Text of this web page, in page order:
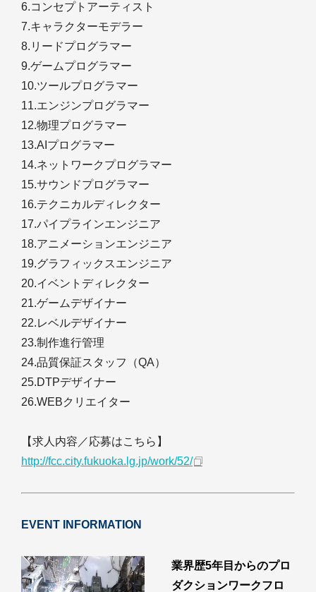
6.コンセプトアーティスト
7.キャラクターモデラー
8.リードプログラマー
9.ゲームプログラマー
10.ツールプログラマー
11.エンジンプログラマー
12.物理プログラマー
13.AIプログラマー
14.ネットワークプログラマー
15.サウンドプログラマー
16.テクニカルディレクター
17.パイプラインエンジニア
18.アニメーションエンジニア
19.グラフィックスエンジニア
20.イベントディレクター
21.ゲームデザイナー
22.レベルデザイナー
23.制作進行管理
24.品質保証スタッフ（QA）
25.DTPデザイナー
26.WEBクリエイター
【求人内容／応募はこちら】
http://fcc.city.fukuoka.lg.jp/work/52/
EVENT INFORMATION
業界歴5年目からのプロ
ダクションワークフロ